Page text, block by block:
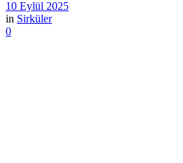
10 Eylül 2025
in Sirküler
0